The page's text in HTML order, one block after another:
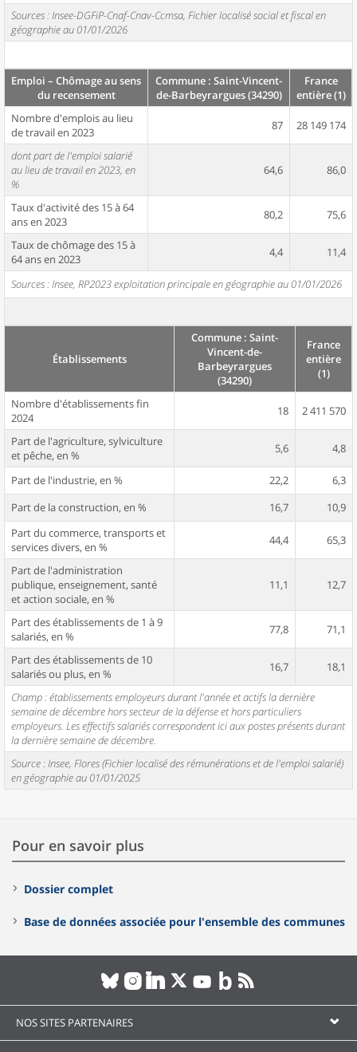
Sources : Insee-DGFiP-Cnaf-Cnav-Ccmsa, Fichier localisé social et fiscal en
géographie au 01/01/2026
Emploi – Chômage au sens
du recensement
Commune : Saint-Vincent-
de-Barbeyrargues (34290)
France
entière (1)
Nombre d'emplois au lieu
de travail en 2023
87 28 149 174
dont part de l'emploi salarié
au lieu de travail en 2023, en
%
64,6 86,0
Taux d'activité des 15 à 64
ans en 2023
80,2 75,6
Taux de chômage des 15 à
64 ans en 2023
4,4 11,4
Sources : Insee, RP2023 exploitation principale en géographie au 01/01/2026
Établissements
Commune : Saint-
Vincent-de-
Barbeyrargues
(34290)
France
entière
(1)
Nombre d'établissements fin
2024
18 2 411 570
Part de l'agriculture, sylviculture
et pêche, en %
5,6 4,8
Part de l'industrie, en % 22,2
6,3
Part de la construction, en %
16,7
10,9
Part du commerce, transports et
services divers, en %
44,4 65,3
Part de l'administration
publique, enseignement, santé
et action sociale, en %
11,1 12,7
Part des établissements de 1 à 9
salariés, en %
77,8 71,1
Part des établissements de 10
salariés ou plus, en %
16,7 18,1
Champ : établissements employeurs durant l'année et actifs la dernière
semaine de décembre hors secteur de la défense et hors particuliers
employeurs. Les effectifs salariés correspondent ici aux postes présents durant
la dernière semaine de décembre.
Source : Insee, Flores (Fichier localisé des rémunérations et de l'emploi salarié)
en géographie au 01/01/2025
Pour en savoir plus
Dossier complet
Base de données associée pour l'ensemble des communes
NOS SITES PARTENAIRES